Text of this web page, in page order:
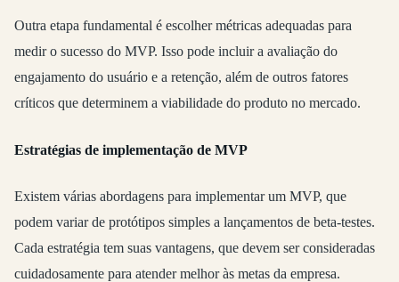
Outra etapa fundamental é escolher métricas adequadas para
medir o sucesso do MVP. Isso pode incluir a avaliação do
engajamento do usuário e a retenção, além de outros fatores
críticos que determinem a viabilidade do produto no mercado.
Estratégias de implementação de MVP
Existem várias abordagens para implementar um MVP, que
podem variar de protótipos simples a lançamentos de beta-testes.
Cada estratégia tem suas vantagens, que devem ser consideradas
cuidadosamente para atender melhor às metas da empresa.